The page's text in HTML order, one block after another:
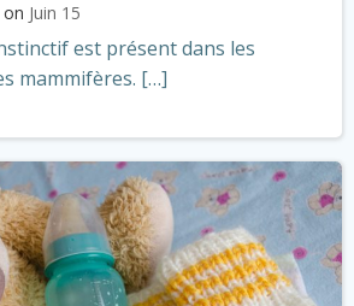
on Juin 15
est présent dans les
mammifères. […]